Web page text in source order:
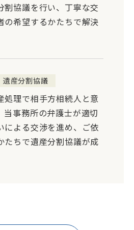
割協議を行い、丁寧な交
の希望するかたちで解決
遺産分割協議
処理で相手方相続人と意
当事務所の弁護士が適切
による交渉を進め、ご依
たちで遺産分割協議が成